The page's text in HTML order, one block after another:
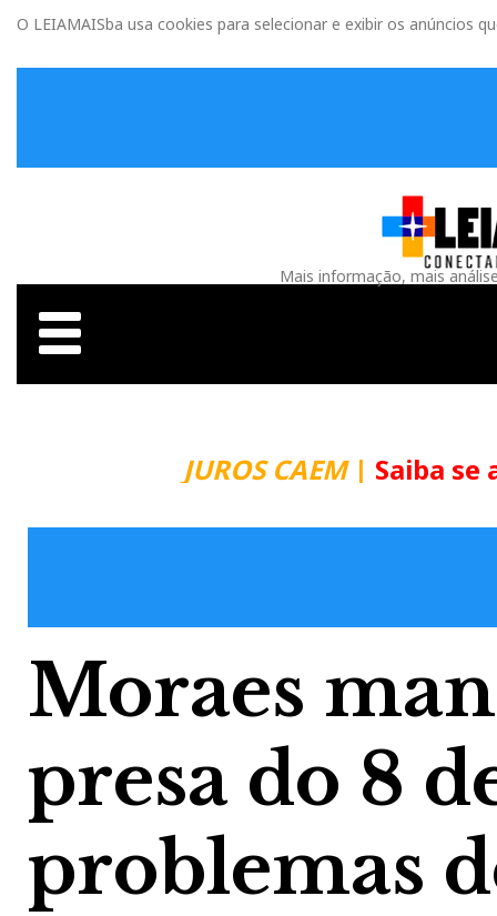
O LEIAMAISba usa cookies para selecionar e exibir os anúncios
Mais informação, mais
JUROS CAEM| Saiba se
Moraes
presa do 8
problemas